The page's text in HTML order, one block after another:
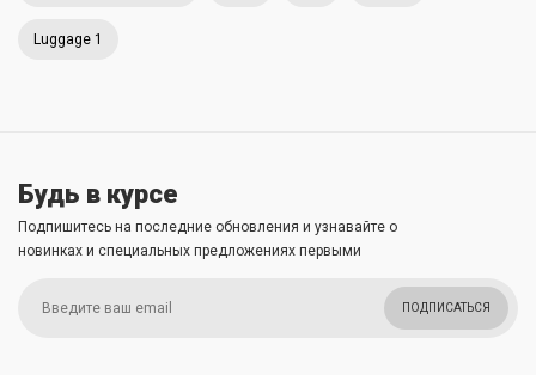
Luggage 1
Будь в курсе
Подпишитесь на последние обновления и узнавайте о
новинках и специальных предложениях первыми
ПОДПИСАТЬСЯ